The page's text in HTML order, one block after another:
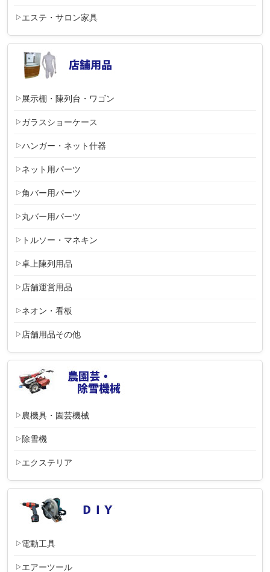
エステ・サロン家具
展示棚・陳列台・ワゴン
ガラスショーケース
ハンガー・ネット什器
ネット用パーツ
角バー用パーツ
丸バー用パーツ
トルソー・マネキン
卓上陳列用品
店舗運営用品
ネオン・看板
店舗用品その他
農機具・園芸機械
除雪機
エクステリア
電動工具
エアーツール